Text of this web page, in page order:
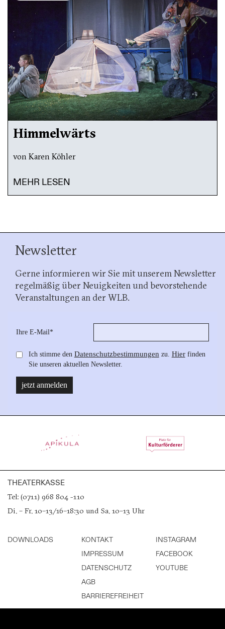
Himmelwärts
von Karen Köhler
MEHR LESEN
Newsletter
Gerne informieren wir Sie mit unserem Newsletter
regelmäßig über Neuigkeiten und bevorstehende
Veranstaltungen an der WLB.
THEATERKASSE
Tel: (0711) 968 804 -110
Di. – Fr. 10–13/16–18:30 und Sa. 10–13 Uhr
DOWNLOADS
KONTAKT
IMPRESSUM
DATENSCHUTZ
AGB
BARRIEREFREIHEIT
INSTAGRAM
FACEBOOK
YOUTUBE